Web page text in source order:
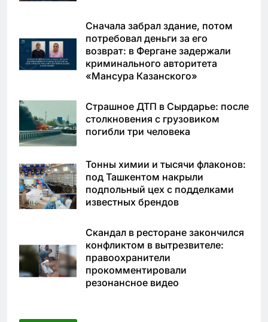
Сначала забрал здание, потом
потребовал деньги за его
возврат: в Фергане задержали
криминального авторитета
«Мансура Казанского»
Страшное ДТП в Сырдарье: после
столкновения с грузовиком
погибли три человека
Тонны химии и тысячи флаконов:
под Ташкентом накрыли
подпольный цех с подделками
известных брендов
Скандал в ресторане закончился
конфликтом в вытрезвителе:
правоохранители
прокомментировали
резонансное видео